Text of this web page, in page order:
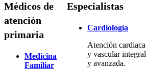
Médicos de
atención
primaria
Medicina
Familiar
Especialistas
Cardiología
Atención cardiaca
y vascular integral
y avanzada.